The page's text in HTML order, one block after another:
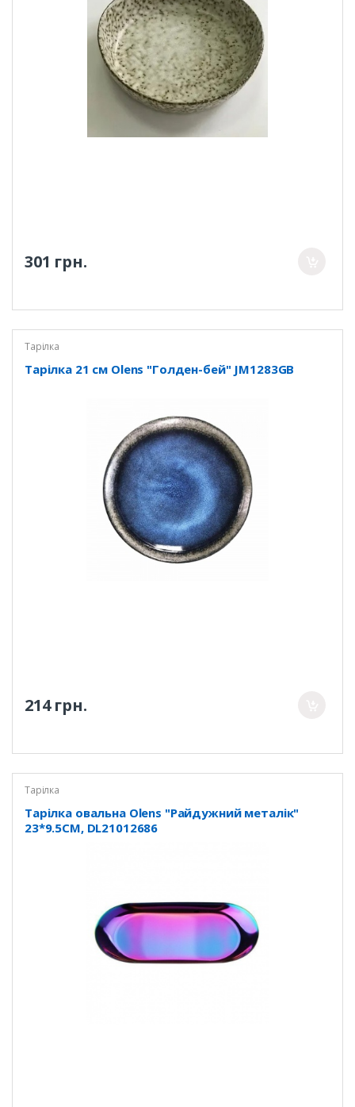
301 грн.
Тарілка
Тарілка 21 см Olens "Голден-бей" JM1283GB
214 грн.
Тарілка
Тарілка овальна Olens "Райдужний металік"
23*9.5CM, DL21012686